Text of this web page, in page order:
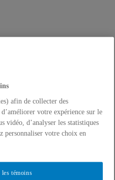
afin de collecter des
votre expérience sur le
vidéo, d’analyser les statistiques
personnaliser votre choix en
témoins